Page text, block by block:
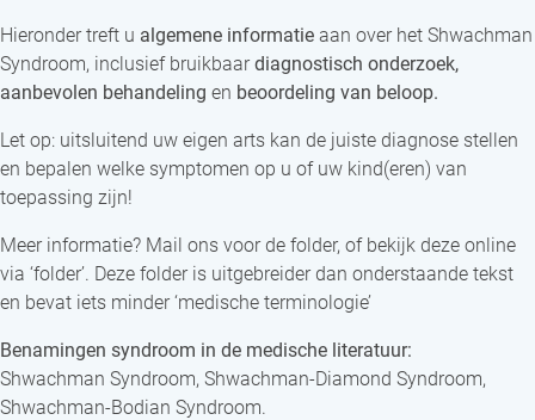
Hieronder treft u algemene informatie aan over het Shwachman
Syndroom, inclusief bruikbaardiagnostisch onderzoek,
aanbevolen behandeling en beoordeling van beloop.
Let op: uitsluitend uw eigen arts kan de juiste diagnose stellen
en bepalen welke symptomen op u of uw kind(eren) van
toepassing zijn!
Meer informatie? Mail ons voor de folder, of bekijk deze online
via ‘folder’. Deze folder is uitgebreider dan onderstaande tekst
en bevat iets minder ‘medische terminologie’
Benamingen syndroom in de medische literatuur:
Shwachman Syndroom, Shwachman-Diamond Syndroom,
Shwachman-Bodian Syndroom.